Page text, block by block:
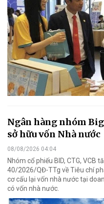
Ngân hàng nhóm
sở hữu vốn Nhà nước
08/08/2026 04:04
Nhóm cổ phiếu BID, CTG, VCB
40/2026/QĐ-TTg về Tiêu chí
cơ cấu lại vốn nhà nước tại
có vốn nhà nước.